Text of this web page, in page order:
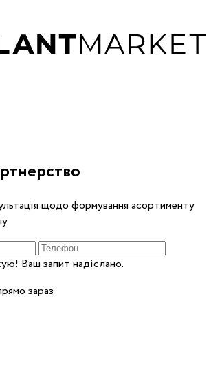
щодо формування асортименту
Ваш запит надіслано.
зараз